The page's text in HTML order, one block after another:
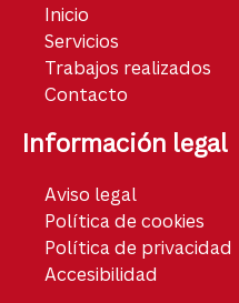
Inicio
Servicios
Trabajos realizados
Contacto
Información legal
Aviso legal
Política de cookies
Política de privacidad
Accesibilidad